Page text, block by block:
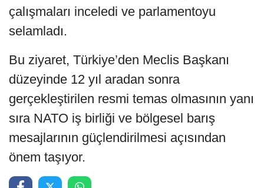
çalışmaları inceledi ve parlamentoyu
selamladı.
Bu ziyaret, Türkiye’den Meclis Başkanı
düzeyinde 12 yıl aradan sonra
gerçekleştirilen resmi temas olmasının yanı
sıra NATO iş birliği ve bölgesel barış
mesajlarının güçlendirilmesi açısından
önem taşıyor.